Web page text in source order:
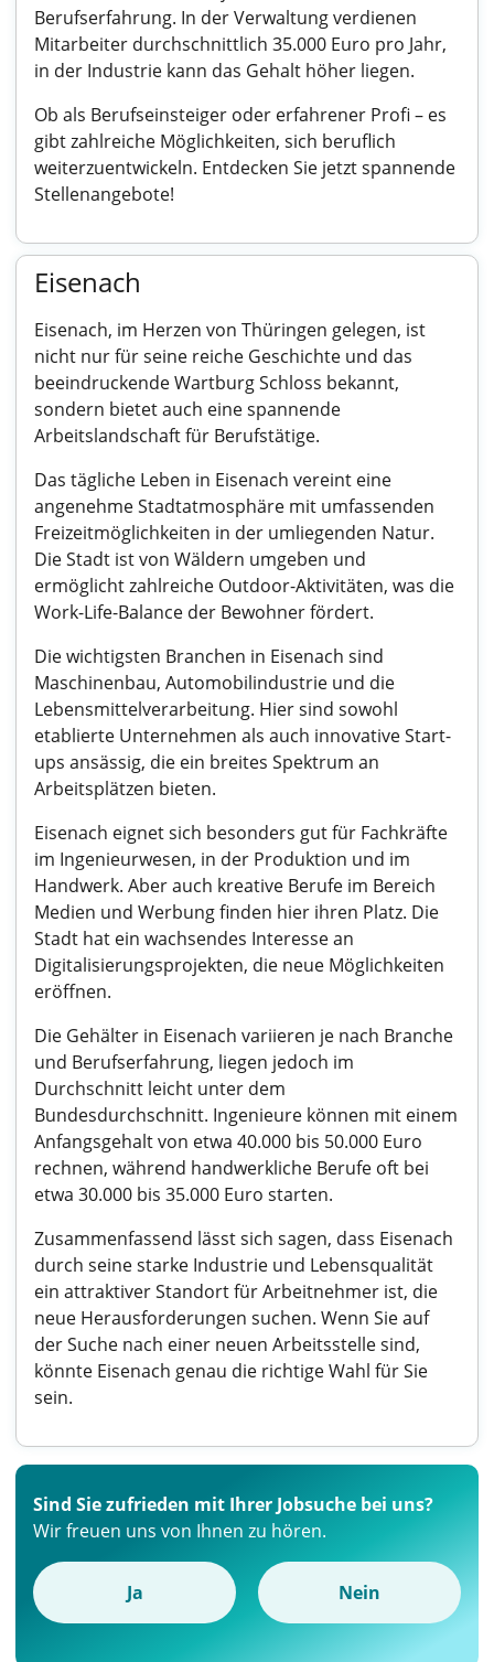
Berufserfahrung. In der Verwaltung verdienen
Mitarbeiter durchschnittlich 35.000 Euro pro Jahr,
in der Industrie kann das Gehalt höher liegen.
Ob als Berufseinsteiger oder erfahrener Profi – es
gibt zahlreiche Möglichkeiten, sich beruflich
weiterzuentwickeln. Entdecken Sie jetzt spannende
Stellenangebote!
Eisenach
Eisenach, im Herzen von Thüringen gelegen, ist
nicht nur für seine reiche Geschichte und das
beeindruckende Wartburg Schloss bekannt,
sondern bietet auch eine spannende
Arbeitslandschaft für Berufstätige.
Das tägliche Leben in Eisenach vereint eine
angenehme Stadtatmosphäre mit umfassenden
Freizeitmöglichkeiten in der umliegenden Natur.
Die Stadt ist von Wäldern umgeben und
ermöglicht zahlreiche Outdoor-Aktivitäten, was die
Work-Life-Balance der Bewohner fördert.
Die wichtigsten Branchen in Eisenach sind
Maschinenbau, Automobilindustrie und die
Lebensmittelverarbeitung. Hier sind sowohl
etablierte Unternehmen als auch innovative Start-
ups ansässig, die ein breites Spektrum an
Arbeitsplätzen bieten.
Eisenach eignet sich besonders gut für Fachkräfte
im Ingenieurwesen, in der Produktion und im
Handwerk. Aber auch kreative Berufe im Bereich
Medien und Werbung finden hier ihren Platz. Die
Stadt hat ein wachsendes Interesse an
Digitalisierungsprojekten, die neue Möglichkeiten
eröffnen.
Die Gehälter in Eisenach variieren je nach Branche
und Berufserfahrung, liegen jedoch im
Durchschnitt leicht unter dem
Bundesdurchschnitt. Ingenieure können mit einem
Anfangsgehalt von etwa 40.000 bis 50.000 Euro
rechnen, während handwerkliche Berufe oft bei
etwa 30.000 bis 35.000 Euro starten.
Zusammenfassend lässt sich sagen, dass Eisenach
durch seine starke Industrie und Lebensqualität
ein attraktiver Standort für Arbeitnehmer ist, die
neue Herausforderungen suchen. Wenn Sie auf
der Suche nach einer neuen Arbeitsstelle sind,
könnte Eisenach genau die richtige Wahl für Sie
sein.
Sind Sie zufrieden mit Ihrer Jobsuche bei uns?
Wir freuen uns von Ihnen zu hören.
Ja Nein